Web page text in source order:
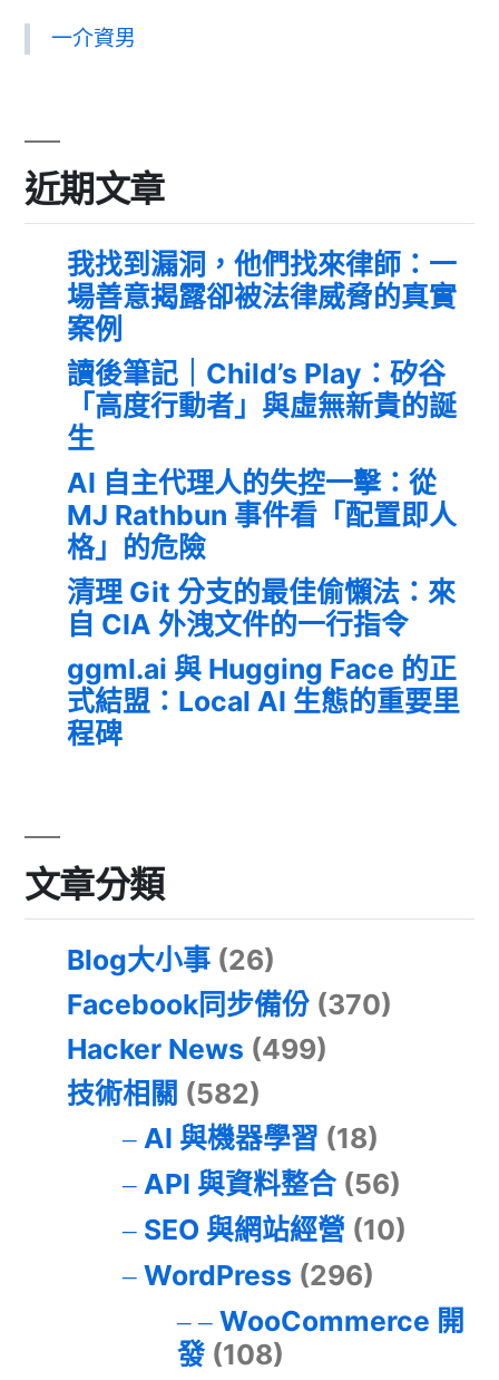
一介資男
近期文章
我找到漏洞，他們找來律師：一
場善意揭露卻被法律威脅的真實
案例
讀後筆記｜Child’s Play：矽谷
「高度行動者」與虛無新貴的誕
生
AI 自主代理人的失控一擊：從
MJ Rathbun 事件看「配置即人
格」的危險
清理 Git 分支的最佳偷懶法：來
自 CIA 外洩文件的一行指令
ggml.ai 與 Hugging Face 的正
式結盟：Local AI 生態的重要里
程碑
文章分類
Blog大小事 (26)
Facebook同步備份 (370)
Hacker News (499)
技術相關 (582)
AI 與機器學習 (18)
API 與資料整合(56)
SEO 與網站經營 (10)
WordPress (296)
WooCommerce 開
發(108)